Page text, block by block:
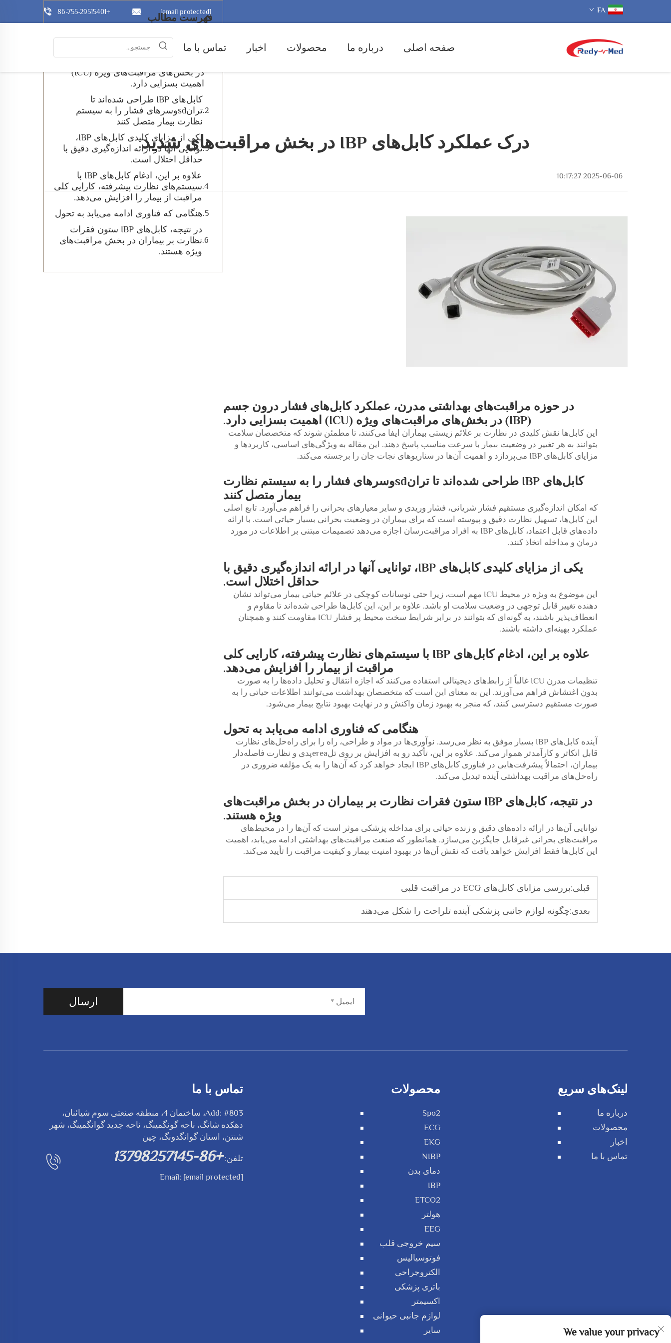
+86-755-29515401 [email protected] FA
صفحه اصلی درباره ما محصولات اخبار تماس با ما
درک عملکرد کابل‌های IBP در بخش مراقبت‌های شدید
2025-06-06 10:17:27
در حوزه مراقبت‌های بهداشتی مدرن، عملکرد کابل‌های فشار درون جسم
(IBP) در بخش‌های مراقبت‌های ویژه (ICU) اهمیت بسزایی دارد.
این کابل‌ها نقش کلیدی در نظارت بر علائم زیستی بیماران ایفا می‌کنند، تا مطمئن شوند که متخصصان سلامت
بتوانند به هر تغییر در وضعیت بیمار با سرعت مناسب پاسخ دهند. این مقاله به ویژگی‌های اساسی، کاربردها و
مزایای کابل‌های IBP می‌پردازد و اهمیت آن‌ها در سناریوهای نجات جان را برجسته می‌کند.
کابل‌های IBP طراحی شده‌اند تا ترانsdوسرهای فشار را به سیستم نظارت
بیمار متصل کنند
که امکان اندازه‌گیری مستقیم فشار شریانی، فشار وریدی و سایر معیارهای بحرانی را فراهم می‌آورد. تابع اصلی
این کابل‌ها، تسهیل نظارت دقیق و پیوسته است که برای بیماران در وضعیت بحرانی بسیار حیاتی است. با ارائه
داده‌های قابل اعتماد، کابل‌های IBP به افراد مراقبت‌رسان اجازه می‌دهد تصمیمات مبتنی بر اطلاعات در مورد
درمان و مداخله اتخاذ کنند.
یکی از مزایای کلیدی کابل‌های IBP، توانایی آنها در ارائه اندازه‌گیری دقیق با
حداقل اختلال است.
این موضوع به ویژه در محیط ICU مهم است، زیرا حتی نوسانات کوچکی در علائم حیاتی بیمار می‌تواند نشان
دهنده تغییر قابل توجهی در وضعیت سلامت او باشد. علاوه بر این، این کابل‌ها طراحی شده‌اند تا مقاوم و
انعطاف‌پذیر باشند، به گونه‌ای که بتوانند در برابر شرایط سخت محیط پر فشار ICU مقاومت کنند و همچنان
عملکرد بهینه‌ای داشته باشند.
علاوه بر این، ادغام کابل‌های IBP با سیستم‌های نظارت پیشرفته، کارایی کلی
مراقبت از بیمار را افزایش می‌دهد.
تنظیمات مدرن ICU غالباً از رابط‌های دیجیتالی استفاده می‌کنند که اجازه انتقال و تحلیل داده‌ها را به صورت
بدون اغتشاش فراهم می‌آورند. این به معنای این است که متخصصان بهداشت می‌توانند اطلاعات حیاتی را به
صورت مستقیم دسترسی کنند، که منجر به بهبود زمان واکنش و در نهایت بهبود نتایج بیمار می‌شود.
هنگامی که فناوری ادامه می‌یابد به تحول
آینده کابل‌های IBP بسیار موفق به نظر می‌رسد. نوآوری‌ها در مواد و طراحی، راه را برای راه‌حل‌های نظارت
قابل اتکا‌تر و کارآمدتر هموار می‌کند. علاوه بر این، تأکید رو به افزایش بر روی تلereaپدی و نظارت فاصله‌دار
بیماران، احتمالاً پیشرفت‌هایی در فناوری کابل‌های IBP ایجاد خواهد کرد که آن‌ها را به یک مؤلفه ضروری در
راه‌حل‌های مراقبت بهداشتی آینده تبدیل می‌کند.
در نتیجه، کابل‌های IBP ستون فقرات نظارت بر بیماران در بخش مراقبت‌های
ویژه هستند.
توانایی آن‌ها در ارائه داده‌های دقیق و زنده حیاتی برای مداخله پزشکی موثر است که آن‌ها را در محیط‌های
مراقبت‌های بحرانی غیرقابل جایگزین می‌سازد. همانطور که صنعت مراقبت‌های بهداشتی ادامه می‌یابد، اهمیت
این کابل‌ها فقط افزایش خواهد یافت که نقش آن‌ها در بهبود امنیت بیمار و کیفیت مراقبت را تأیید می‌کند.
قبلی:بررسی مزایای کابل‌های ECG در مراقبت قلبی
بعدی:چگونه لوازم جانبی پزشکی آینده تلراحت را شکل می‌دهند
فهرست مطالب
در حوزه مراقبت‌های بهداشتی مدرن،
در بخش‌های مراقبت‌های ویژه (ICU)
اهمیت بسزایی دارد.
کابل‌های IBP طراحی شده‌اند تا
ترانsdوسرهای فشار را به سیستم
نظارت بیمار متصل کنند
یکی از مزایای کلیدی کابل‌های IBP،
توانایی آنها در ارائه اندازه‌گیری دقیق با
حداقل اختلال است.
علاوه بر این، ادغام کابل‌های IBP با
سیستم‌های نظارت پیشرفته، کارایی کلی
مراقبت از بیمار را افزایش می‌دهد.
هنگامی که فناوری ادامه می‌یابد به تحول
در نتیجه، کابل‌های IBP ستون فقرات
نظارت بر بیماران در بخش مراقبت‌های
ویژه هستند.
ارسال
لینک‌های سریع
درباره ما
محصولات
اخبار
تماس با ما
محصولات
Spo2
ECG
EKG
NIBP
دمای بدن
IBP
ETCO2
هولتر
EEG
سیم خروجی قلب
فوتوسیالیس
الکتروجراحی
باتری پزشکی
اکسیمتر
لوازم جانبی حیوانی
سایر
تماس با ما
Add: #803، ساختمان 4، منطقه صنعتی سوم شیائنان،
دهکده شانگ، ناحه گونگمینگ، ناحه جدید گوانگمینگ، شهر
شنتن، استان گوانگدونگ، چین
تلفن: +86-13798257145
Email: [email protected]
We value your privacy